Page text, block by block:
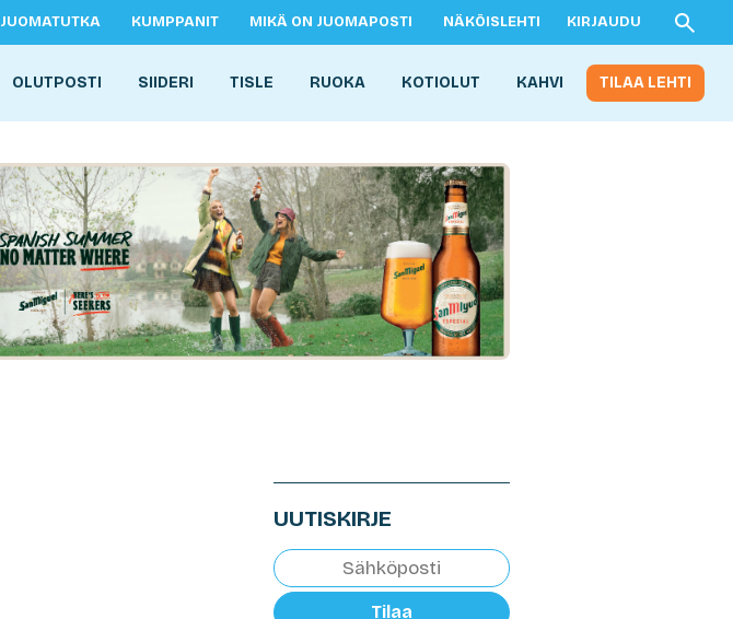
JUOMATUTKA KUMPPANIT MIKÄ ON JUOMAPOSTI NÄKÖISLEHTI KIRJAUDU
OLUTPOSTI SIIDERI TISLE RUOKA KOTIOLUT KAHVI TILAA LEHTI
UUTISKIRJE
Tilaa